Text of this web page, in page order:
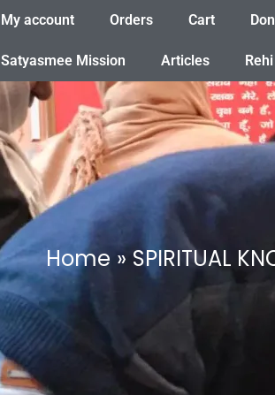
My account Orders Cart
Satyasmee Mission Articles
Home SPIRITUAL